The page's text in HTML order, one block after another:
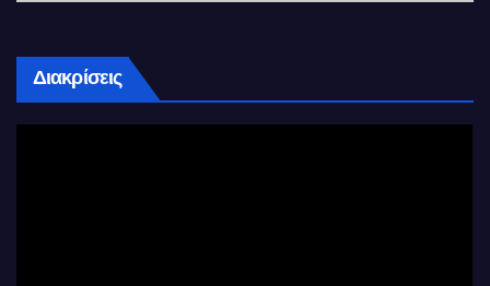
Διακρίσεις